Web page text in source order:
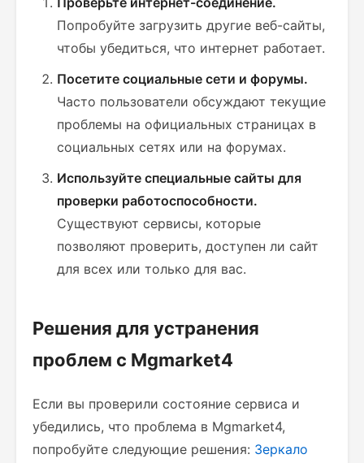
Попробуйте загрузить другие веб-сайты,
чтобы убедиться, что интернет работает.
Посетите социальные сети и форумы.
Часто пользователи обсуждают текущие
проблемы на официальных страницах в
социальных сетях или на форумах.
Используйте специальные сайты для
проверки работоспособности.
Существуют сервисы, которые
позволяют проверить, доступен ли сайт
для всех или только для вас.
Решения для устранения
проблем с Mgmarket4
Если вы проверили состояние сервиса и
убедились, что проблема в Mgmarket4,
попробуйте следующие решения: Зеркало